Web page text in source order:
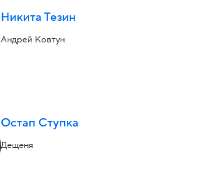
Никита Тезин
Андрей Ковтун
Остап Ступка
Дещеня